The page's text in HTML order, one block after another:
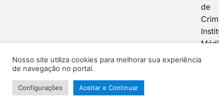
de
Nosso site utiliza cookies para melhorar sua experiência
de navegação no portal.
Configurações Aceitar e Continuar